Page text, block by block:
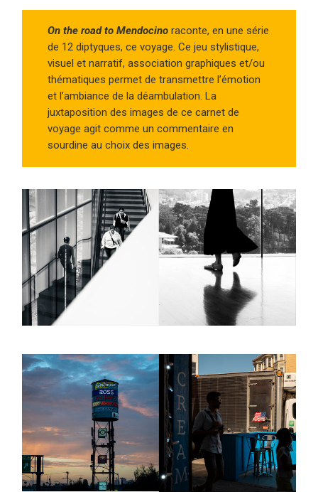
On the road to Mendocinoraconte, en une série
de 12 diptyques, ce voyage. Ce jeu stylistique,
visuel et narratif, association graphiques et/ou
thématiques permet de transmettre l’émotion
et l’ambiance de la déambulation. La
juxtaposition des images de ce carnet de
voyage agit comme un commentaire en
sourdine au choix des images.